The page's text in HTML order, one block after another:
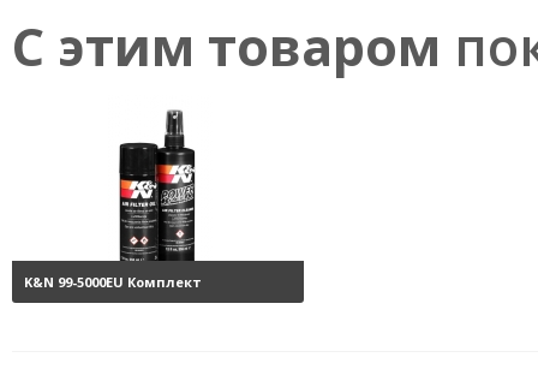
С этим товаром
K&N 99-5000EU Комплект